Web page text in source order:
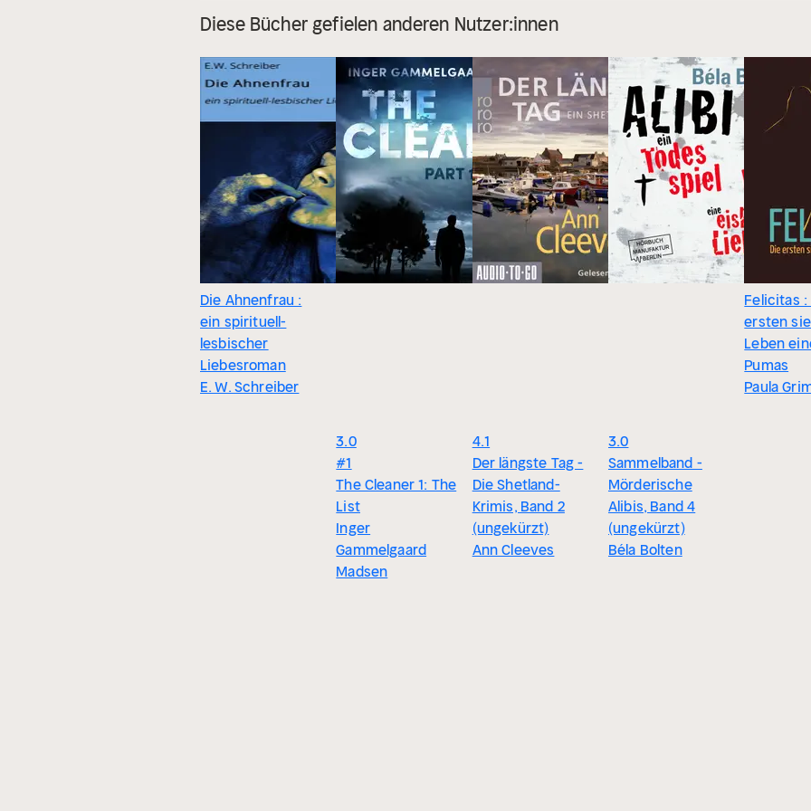
Diese Bücher gefielen anderen Nutzer:innen
Die Ahnenfrau :
ein spirituell-
lesbischer
Liebesroman
E. W. Schreiber
3.0
#1
The Cleaner 1: The
List
Inger
Gammelgaard
Madsen
4.1
Der längste Tag -
Die Shetland-
Krimis, Band 2
(ungekürzt)
Ann Cleeves
3.0
Sammelband -
Mörderische
Alibis, Band 4
(ungekürzt)
Béla Bolten
Felicitas :
ersten
Leben
Pumas
Paula